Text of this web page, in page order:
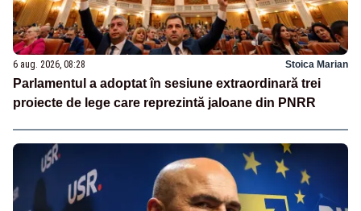
6 aug. 2026, 08:28 Stoica Marian
Parlamentul a adoptat în sesiune extraordinară trei
proiecte de lege care reprezintă jaloane din PNRR